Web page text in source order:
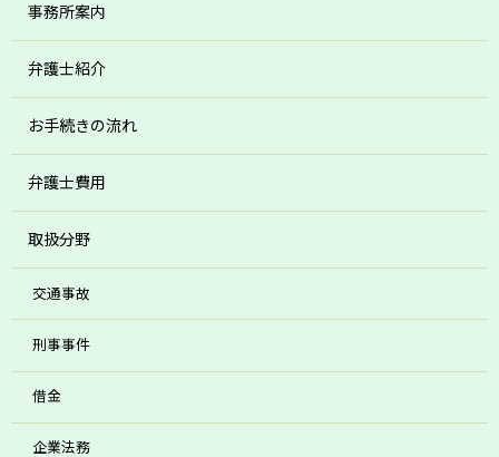
事務所案内
弁護士紹介
お手続きの流れ
弁護士費用
取扱分野
交通事故
刑事事件
借金
企業法務